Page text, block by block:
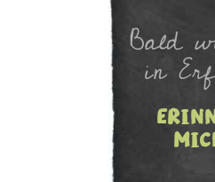
Bald
in